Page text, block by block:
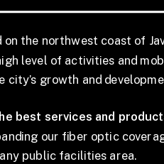
the northwest coast of
level of activities and
growth and
best services and
our fiber optic
public facilities area.